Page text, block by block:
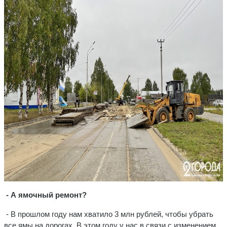
- А ямочный ремонт?
- В прошлом году нам хватило 3 млн рублей, чтобы убрать
все ямы на дорогах. В этом году у нас в связи с изменением